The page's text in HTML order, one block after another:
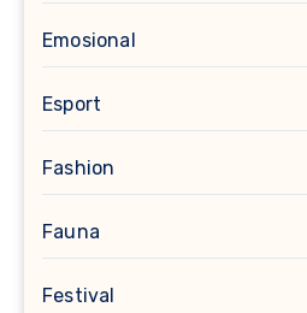
Emosional
Esport
Fashion
Fauna
Festival